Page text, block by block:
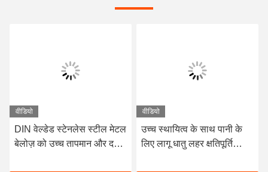
वीडियो
DIN वेल्डेड स्टेनलेस स्टील मेटल
बेलोज़ को उच्च तापमान और दबाव
वीडियो
उच्च स्थायित्व के साथ पानी के
लिए लागू धातु लहर क्षतिपूर्ति